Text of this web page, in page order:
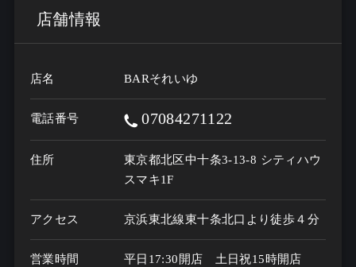
店舗情報
店名 BARそれいゆ
電話番号 07084271122
住所
東京都北区中十条3-13-8 シティハウ
スマキ1F
アクセス 京浜東北線東十条北口より徒歩４分　埼
営業時間 平日17:30開店　土日祝15時開店